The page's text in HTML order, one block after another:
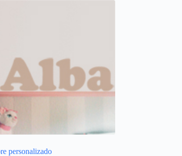
personalizado